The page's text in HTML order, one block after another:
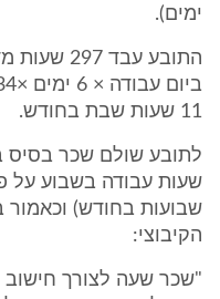
ימים).
11 שעות שבת בחודש.
הקיבוצי:
"שכר שעה לצורך חישוב